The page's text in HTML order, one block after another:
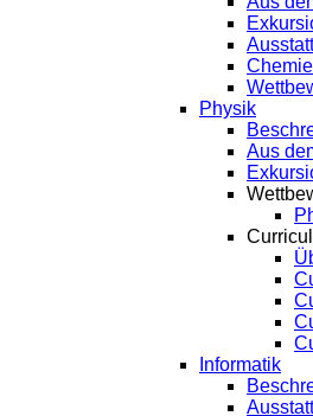
Physik
Aus
Informatik